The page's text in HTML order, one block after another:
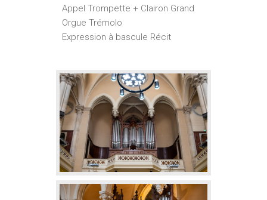
Appel Trompette + Clairon Grand
Orgue Trémolo
Expression à bascule Récit